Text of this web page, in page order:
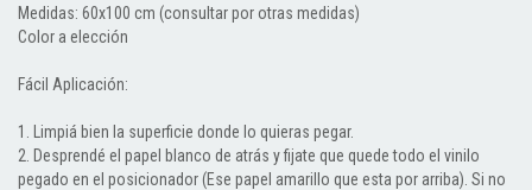
Medidas: 60x100 cm (consultar por otras medidas)
Color a elección
Fácil Aplicación:
1. Limpiá bien la superficie donde lo quieras pegar.
2. Desprendé el papel blanco de atrás y fijate que quede todo el vinilo
pegado en el posicionador (Ese papel amarillo que esta por arriba). Si no